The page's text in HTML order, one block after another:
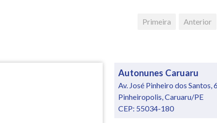
Primeira Anterior
Autonunes Caruaru
Av. José Pinheiro dos Santos,
Pinheiropolis, Caruaru/PE
CEP: 55034-180